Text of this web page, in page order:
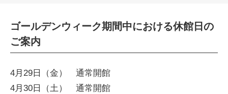
ゴールデンウィーク期間中における休館日の
ご案内
4月29日（金） 通常開館
4月30日（土） 通常開館